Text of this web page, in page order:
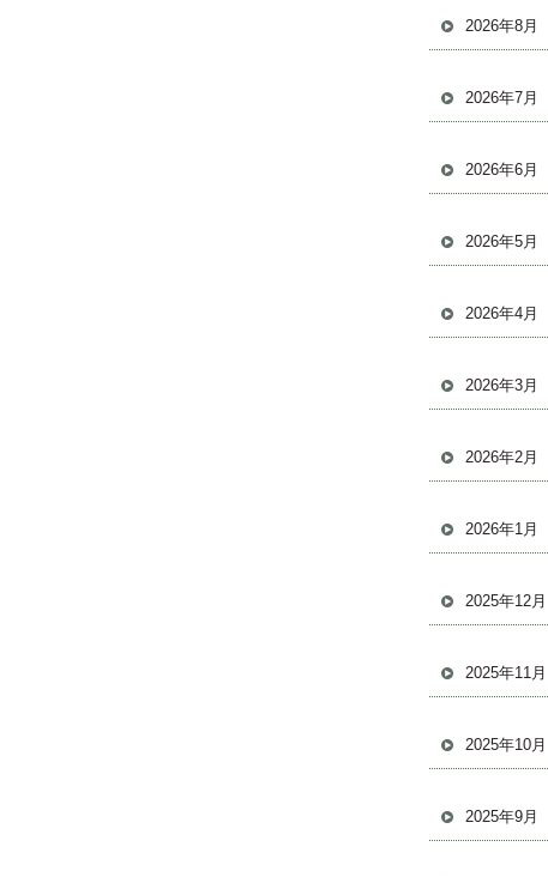
2026年8月
2026年7月
2026年6月
2026年5月
2026年4月
2026年3月
2026年2月
2026年1月
2025年12月
2025年11月
2025年10月
2025年9月